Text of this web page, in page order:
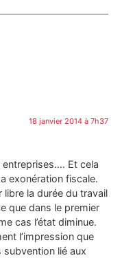
18 janvier 2014 à 7h37
entreprises…. Et cela
exonération fiscale.
libre la durée du travail
que dans le premier
cas l’état diminue.
l’impression que
lié aux